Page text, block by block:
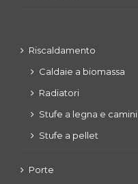
Riscaldamento
Caldaie a biomassa
Radiatori
Stufe a legna e camini
Stufe a pellet
Porte